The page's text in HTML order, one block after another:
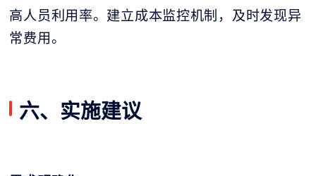
高人员利用率。建立成本监控机制，及时发现异
常费用。
六、实施建议